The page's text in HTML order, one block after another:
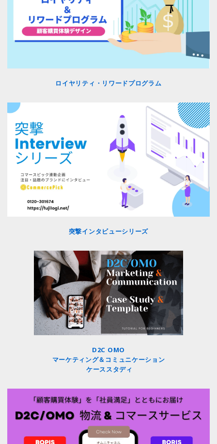
ロイヤリティ・リワードプログラム
突撃インタビューシリーズ
D2C OMO
マーケティング＆コミュニケーション
ケーススタディ